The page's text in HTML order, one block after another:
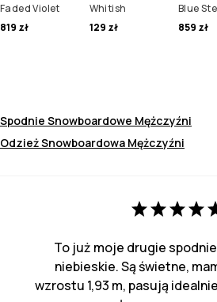
Faded Violet
819 zł
Whitish
129 zł
Blue
859 zł
Spodnie Snowboardowe Mężczyźni
Odzież Snowboardowa Mężczyźni
To już moje drugie
niebieskie. Są świetne,
wzrostu 1,93 m, pasują